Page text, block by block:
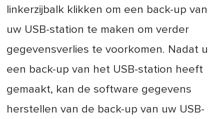
linkerzijbalk klikken om een back-up van
uw USB-station te maken om verder
gegevensverlies te voorkomen. Nadat u
een back-up van het USB-station heeft
gemaakt, kan de software gegevens
herstellen van de back-up van uw USB-